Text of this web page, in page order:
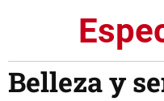
Belleza y